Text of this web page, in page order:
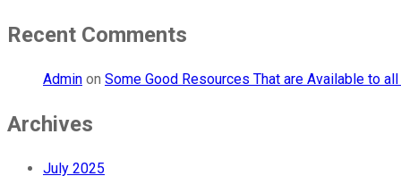
Recent Comments
Admin on Some Good Resources That are Available to
Archives
July 2025